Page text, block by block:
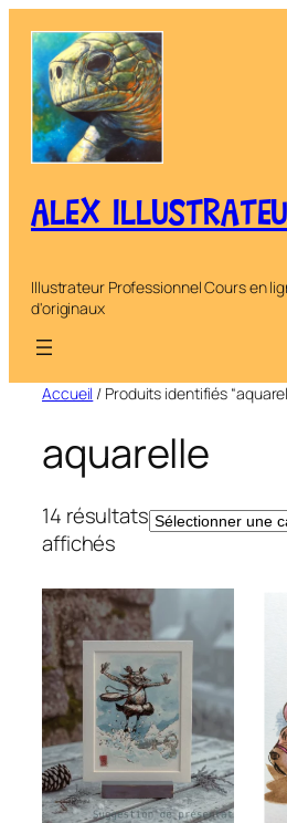
contenu
ALEX
Illustrateur Professionnel Cours en
d'originaux
Accueil / Produits identifiés
aquarelle
14 résultats
affichés
Sélectionner